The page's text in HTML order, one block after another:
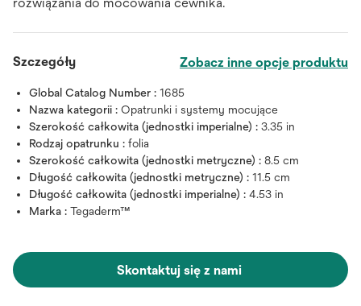
Szczegóły Zobacz inne opcje produktu
Global Catalog Number : 1685
Nazwa kategorii : Opatrunki i systemy mocujące
Szerokość całkowita (jednostki imperialne) : 3.35 in
Rodzaj opatrunku : folia
Szerokość całkowita (jednostki metryczne) : 8.5 cm
Długość całkowita (jednostki metryczne) : 11.5 cm
Długość całkowita (jednostki imperialne) : 4.53 in
Marka : Tegaderm™
Skontaktuj się z nami